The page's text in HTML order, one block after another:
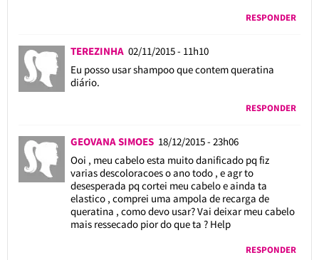
RESPONDER
TEREZINHA 02/11/2015 - 11h10
Eu posso usar shampoo que contem queratina
diário.
RESPONDER
GEOVANA SIMOES 18/12/2015 - 23h06
Ooi , meu cabelo esta muito danificado pq fiz
varias descoloracoes o ano todo , e agr to
desesperada pq cortei meu cabelo e ainda ta
elastico , comprei uma ampola de recarga de
queratina , como devo usar? Vai deixar meu cabelo
mais ressecado pior do que ta ? Help
RESPONDER